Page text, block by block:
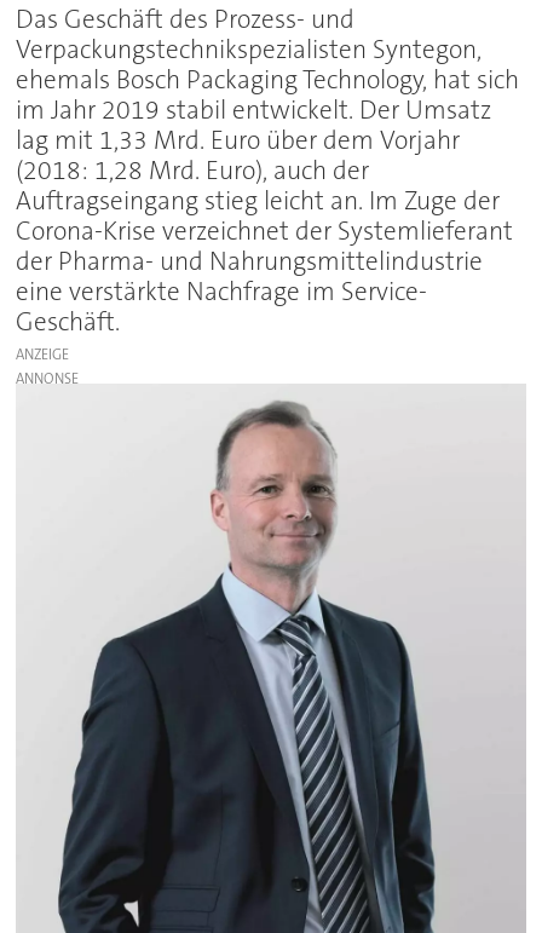
Das Geschäft des Prozess- und
Verpackungstechnikspezialisten Syntegon,
ehemals Bosch Packaging Technology, hat sich
im Jahr 2019 stabil entwickelt. Der Umsatz
lag mit 1,33 Mrd. Euro über dem Vorjahr
(2018: 1,28 Mrd. Euro), auch der
Auftragseingang stieg leicht an. Im Zuge der
Corona-Krise verzeichnet der Systemlieferant
der Pharma- und Nahrungsmittelindustrie
eine verstärkte Nachfrage im Service-
Geschäft.
ANZEIGE